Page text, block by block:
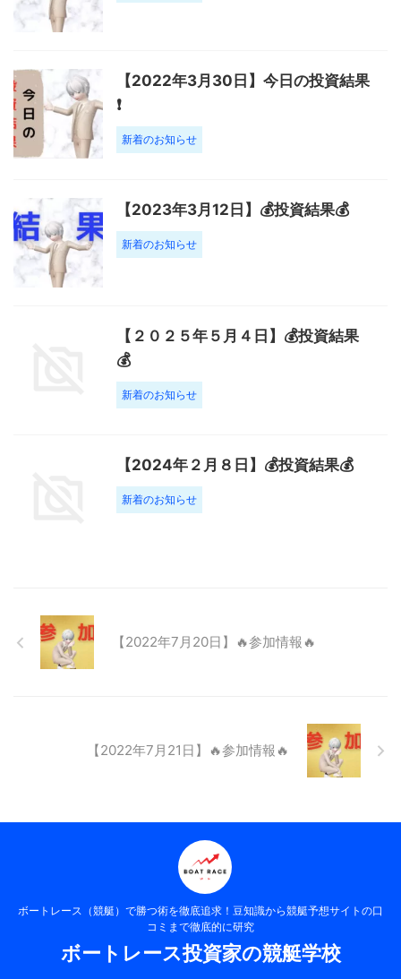
【2022年3月30日】今日の投資結果
❗️
新着のお知らせ
【2023年3月12日】💰投資結果💰
新着のお知らせ
【２０２５年５月４日】💰投資結果
💰
新着のお知らせ
【2024年２月８日】💰投資結果💰
新着のお知らせ
【2022年7月20日】🔥参加情報🔥
【2022年7月21日】🔥参加情報🔥
ボートレース（競艇）で勝つ術を徹底追求！豆知識から競艇予想サイトの口
コミまで徹底的に研究
ボートレース投資家の競艇学校